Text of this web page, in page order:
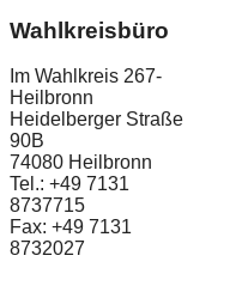
Wahlkreisbüro
Im Wahlkreis 267-
Heilbronn
Heidelberger Straße
90B
74080 Heilbronn
Tel.: +49 7131
8737715
Fax: +49 7131
8732027